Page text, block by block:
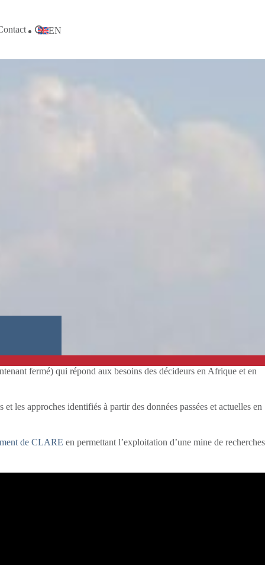
EN
fermé) qui répond aux besoins des décideurs en Afrique et en
les approches identifiés à partir des données passées et actuelles en
de CLARE en permettant l’exploitation d’une mine de recherches